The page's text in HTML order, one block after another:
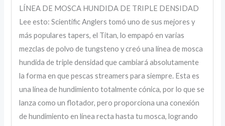
LÍNEA DE MOSCA HUNDIDA DE TRIPLE DENSIDAD
Lee esto: Scientific Anglers tomó uno de sus mejores y
más populares tapers, el Titan, lo empapó en varias
mezclas de polvo de tungsteno y creó una línea de mosca
hundida de triple densidad que cambiará absolutamente
la forma en que pescas streamers para siempre. Esta es
una línea de hundimiento totalmente cónica, por lo que se
lanza como un flotador, pero proporciona una conexión
de hundimiento en línea recta hasta tu mosca, logrando